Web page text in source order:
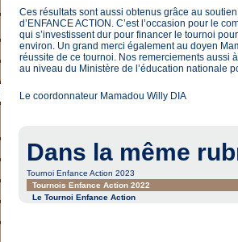
Ces résultats sont aussi obtenus grâce au
d’ENFANCE ACTION. C’est l’occasion pour le
qui s’investissent dur pour financer le tournoi
environ. Un grand merci également au doyen
réussite de ce tournoi. Nos remerciements aussi
au niveau du Ministère de l’éducation nationale
Le coordonnateur Mamadou Willy DIA
Dans la même
Tournoi Enfance Action 2023
Tournois Enfance Action 2022
Le Tournoi Enfance Action